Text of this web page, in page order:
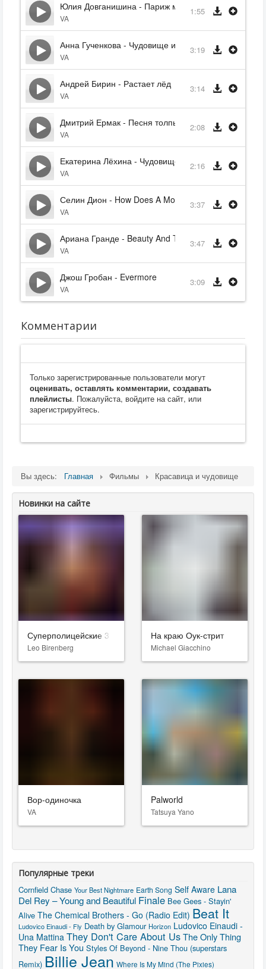
Юлия Довганишина - Париж моего детства
VA
1:55
Анна Гученкова - Чудовище и Белль
VA
3:19
Андрей Бирин - Растает лёд
VA
3:14
Дмитрий Ермак - Песня толпы
VA
2:08
Екатерина Лёхина - Чудовище и Белль (Финал)
VA
2:16
Селин Дион - How Does A Moment Last Forever
VA
3:37
Ариана Гранде - Beauty And The Beast
VA
3:47
Джош Гробан - Evermore
VA
3:09
Комментарии
Только зарегистрированные пользователи могут
оценивать, оставлять комментарии, создавать
плейлисты. Пожалуйста, войдите на сайт, или
зарегистрируйтесь.
Вы здесь: Главная Фильмы Красавица и чудовище
Новинки на сайте
Суперполицейские 3
Leo Birenberg
На краю Оук-стрит
Michael Giacchino
Вор-одиночка
VA
Palworld
Tatsuya Yano
Популярные треки
Cornfield Chase Your Best Nightmare Earth Song Self Aware Lana
Del Rey – Young and Beautiful Finale Bee Gees - Stayin'
Alive The Chemical Brothers - Go (Radio Edit) Beat It
Ludovico Einaudi - Fly Death by Glamour Horizon Ludovico Einaudi -
Una Mattina They Don't Care About UsThe Only Thing
They Fear Is You Styles Of Beyond - Nine Thou (superstars
Remix) Billie Jean Where Is My Mind (The Pixies)